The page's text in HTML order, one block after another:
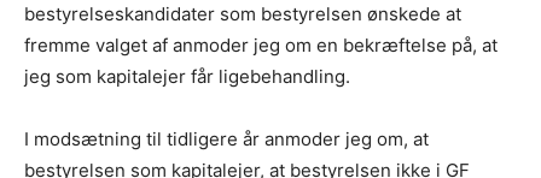
bestyrelseskandidater som bestyrelsen ønskede at
fremme valget af anmoder jeg om en bekræftelse på, at
jeg som kapitalejer får ligebehandling.
I modsætning til tidligere år anmoder jeg om, at
bestyrelsen som kapitalejer, at bestyrelsen ikke i GF